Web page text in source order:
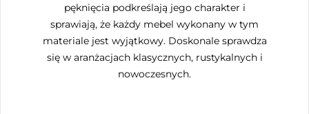
pęknięcia podkreślają jego charakter i
sprawiają, że każdy mebel wykonany w tym
materiale jest wyjątkowy. Doskonale sprawdza
się w aranżacjach klasycznych, rustykalnych i
nowoczesnych.